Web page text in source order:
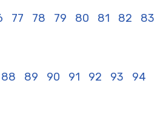
77 78 79 80 81 82 83
88 89 90 91 92 93 94